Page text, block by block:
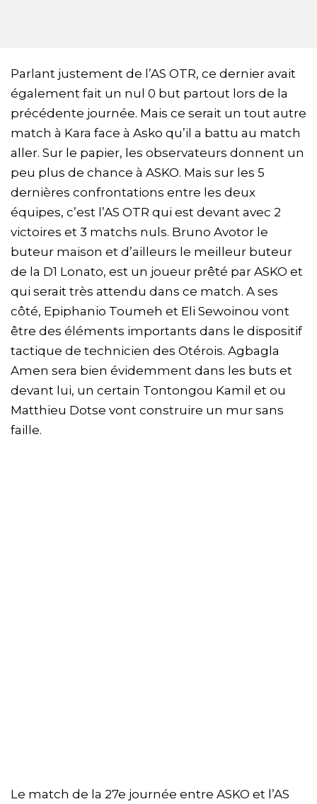
Parlant justement de l’AS OTR, ce dernier avait
également fait un nul 0 but partout lors de la
précédente journée. Mais ce serait un tout autre
match à Kara face à Asko qu’il a battu au match
aller. Sur le papier, les observateurs donnent un
peu plus de chance à ASKO. Mais sur les 5
dernières confrontations entre les deux
équipes, c’est l’AS OTR qui est devant avec 2
victoires et 3 matchs nuls. Bruno Avotor le
buteur maison et d’ailleurs le meilleur buteur
de la D1 Lonato, est un joueur prêté par ASKO et
qui serait très attendu dans ce match. A ses
côté, Epiphanio Toumeh et Eli Sewoinou vont
être des éléments importants dans le dispositif
tactique de technicien des Otérois. Agbagla
Amen sera bien évidemment dans les buts et
devant lui, un certain Tontongou Kamil et ou
Matthieu Dotse vont construire un mur sans
faille.
Le match de la 27e journée entre ASKO et l’AS